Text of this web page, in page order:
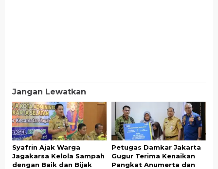
Jangan Lewatkan
Syafrin Ajak Warga
Jagakarsa Kelola Sampah
dengan Baik dan Bijak
Petugas Damkar Jakarta
Gugur Terima Kenaikan
Pangkat Anumerta dan